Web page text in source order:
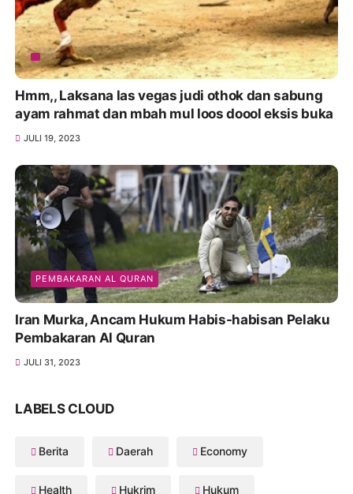
Hmm,, Laksana las vegas judi othok dan sabung
ayam rahmat dan mbah mul loos doool eksis buka
JULI 19, 2023
PEMBAKARAN AL QURAN
Iran Murka, Ancam Hukum Habis-habisan Pelaku
Pembakaran Al Quran
JULI 31, 2023
LABELS CLOUD
Berita Daerah Economy
Health Hukrim Hukum